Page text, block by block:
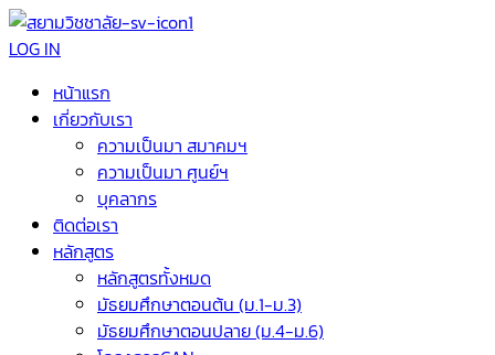
LOG IN
หน้าแรก
เกี่ยวกับเรา
ความเป็นมา สมาคมฯ
ความเป็นมา ศูนย์ฯ
บุคลากร
ติดต่อเรา
หลักสูตร
หลักสูตรทั้งหมด
มัธยมศึกษาตอนต้น (ม.1-ม.3)
มัธยมศึกษาตอนปลาย (ม.4-ม.6)